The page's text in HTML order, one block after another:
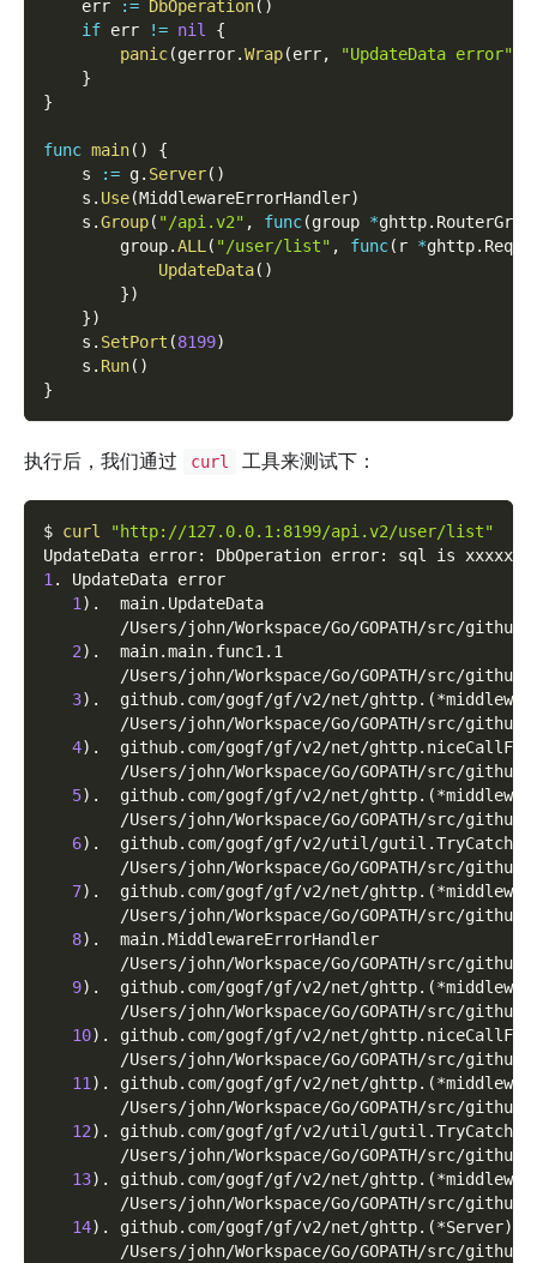
    err
:= DbOperation( )
if err != nil
{
panic(gerror.Wrap(err, "UpdateData error"
}
}
func main( )
{
    s
:= g. Server( )
    s
. Use(MiddlewareErrorHandler)
    s
.Group( "/api.v2" , func(group *ghttp.
        group
.ALL ( "/user/list" , func( r *ghttp.
UpdateData( )
})
})
    s
. SetPort (8199)
    s
. Run( )
}
执行后，我们通过 curl 工具来测试下：
$ curl
"http://127.0.0.1:8199/api.v2/user/list"
UpdateData error: DbOperation error: sql is xxxxxxx
1 . UpdateData error
1 ) .  main.UpdateData
/Users/john/Workspace/Go/GOPATH/src/
2) .  main.main.func1.1
/Users/john/Workspace/Go/GOPATH/src/
3) .  github.com/gogf/gf/v2/net/ghttp. (
/Users/john/Workspace/Go/GOPATH/src/
4) .  github.com/gogf/gf/v2/net/
/Users/john/Workspace/Go/GOPATH/src/
5) .  github.com/gogf/gf/v2/net/ghttp. (
/Users/john/Workspace/Go/GOPATH/src/
6) .  github.com/gogf/gf/v2/util/gutil.TryCatch
/Users/john/Workspace/Go/GOPATH/src/
7) .  github.com/gogf/gf/v2/net/ghttp. (
/Users/john/Workspace/Go/GOPATH/src/
8) .  main.MiddlewareErrorHandler
/Users/john/Workspace/Go/GOPATH/src/
9) .  github.com/gogf/gf/v2/net/ghttp. (
/Users/john/Workspace/Go/GOPATH/src/
10) . github.com/gogf/gf/v2/net/
/Users/john/Workspace/Go/GOPATH/src/
11 ) . github.com/gogf/gf/v2/net/ghttp. (
/Users/john/Workspace/Go/GOPATH/src/
12) . github.com/gogf/gf/v2/util/gutil.TryCatch
/Users/john/Workspace/Go/GOPATH/src/
13) . github.com/gogf/gf/v2/net/ghttp. (
/Users/john/Workspace/Go/GOPATH/src/
14) . github.com/gogf/gf/v2/net/ghttp. (*Server)
/Users/john/Workspace/Go/GOPATH/src/